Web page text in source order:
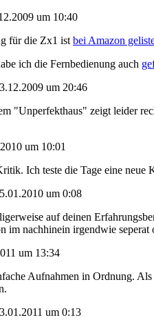
um 10:40
für die Zx1 ist bei Amazon
ich die Fernbedienung auch
um 20:46
"Unperfekthaus" zeigt leider
um 10:01
Ich teste die Tage eine neue
um 0:08
auf deinen
im nachhinein irgendwie seperat
um 13:34
Aufnahmen in Ordnung.
um 0:13